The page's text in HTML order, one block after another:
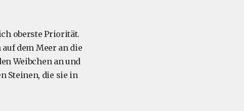
oberste Priorität.
dem Meer an die
Weibchen an und
Steinen, die sie in